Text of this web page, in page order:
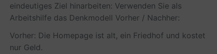
eindeutiges Ziel hinarbeiten: Verwenden Sie als
Arbeitshilfe das Denkmodell Vorher / Nachher:
Vorher: Die Homepage ist alt, ein Friedhof und kostet
nur Geld.